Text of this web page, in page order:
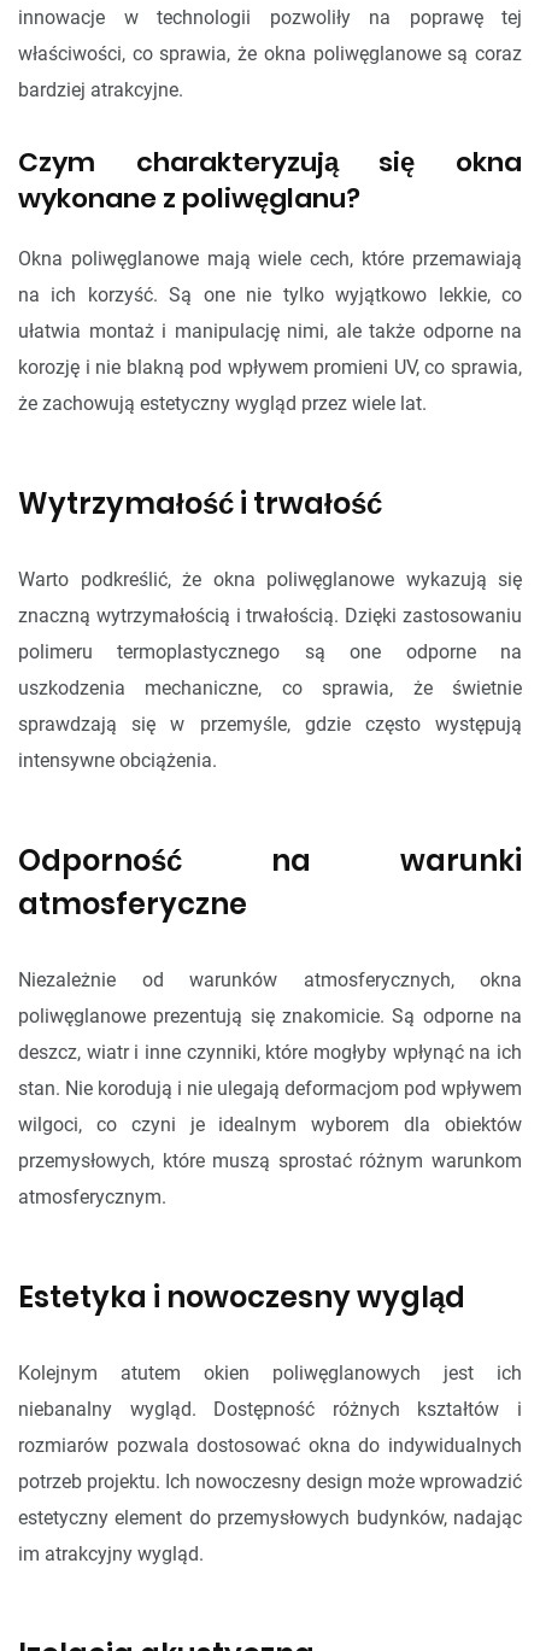
innowacje w technologii pozwoliły na poprawę tej
właściwości, co sprawia, że okna poliwęglanowe są coraz
bardziej atrakcyjne.
Czym charakteryzują się okna
wykonane z poliwęglanu?
Okna poliwęglanowe mają wiele cech, które przemawiają
na ich korzyść. Są one nie tylko wyjątkowo lekkie, co
ułatwia montaż i manipulację nimi, ale także odporne na
korozję i nie blakną pod wpływem promieni UV, co sprawia,
że zachowują estetyczny wygląd przez wiele lat.
Wytrzymałość i trwałość
Warto podkreślić, że okna poliwęglanowe wykazują się
znaczną wytrzymałością i trwałością. Dzięki zastosowaniu
polimeru termoplastycznego są one odporne na
uszkodzenia mechaniczne, co sprawia, że świetnie
sprawdzają się w przemyśle, gdzie często występują
intensywne obciążenia.
Odporność na warunki
atmosferyczne
Niezależnie od warunków atmosferycznych, okna
poliwęglanowe prezentują się znakomicie. Są odporne na
deszcz, wiatr i inne czynniki, które mogłyby wpłynąć na ich
stan. Nie korodują i nie ulegają deformacjom pod wpływem
wilgoci, co czyni je idealnym wyborem dla obiektów
przemysłowych, które muszą sprostać różnym warunkom
atmosferycznym.
Estetyka i nowoczesny wygląd
Kolejnym atutem okien poliwęglanowych jest ich
niebanalny wygląd. Dostępność różnych kształtów i
rozmiarów pozwala dostosować okna do indywidualnych
potrzeb projektu. Ich nowoczesny design może wprowadzić
estetyczny element do przemysłowych budynków, nadając
im atrakcyjny wygląd.